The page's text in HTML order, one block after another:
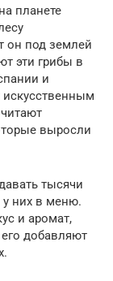
планете
он под землей
эти грибы в
и
выросли
тысячи
у них в меню.
и аромат,
добавляют